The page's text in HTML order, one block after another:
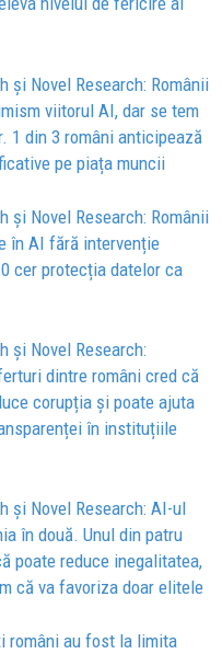
și Novel Research: Românii
viitorul AI, dar se tem
1 din 3 români anticipează
pe piața muncii
și Novel Research: Românii
în AI fără intervenție
cer protecția datelor ca
și Novel Research:
dintre români cred că
corupția și poate ajuta
în instituțiile
și Novel Research: AI-ul
în două. Unul din patru
poate reduce inegalitatea,
că va favoriza doar elitele
români au fost la limita